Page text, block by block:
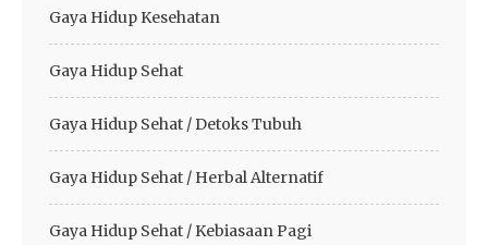
Gaya Hidup Kesehatan
Gaya Hidup Sehat
Gaya Hidup Sehat / Detoks Tubuh
Gaya Hidup Sehat / Herbal Alternatif
Gaya Hidup Sehat / Kebiasaan Pagi